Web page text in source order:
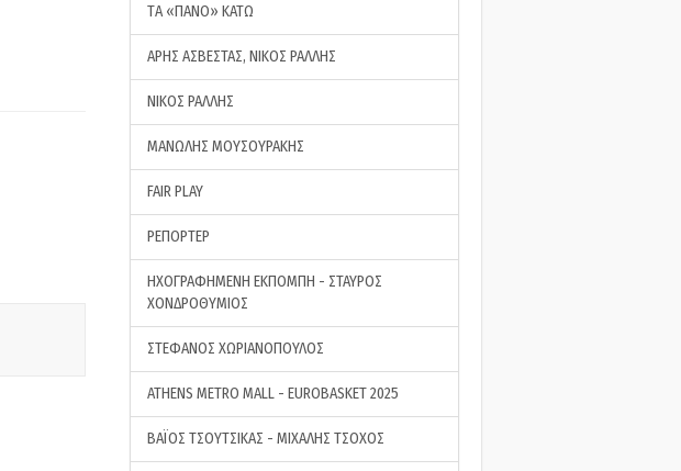
ΤA «ΠΑΝΟ» ΚΑΤΩ
ΑΡΗΣ ΑΣΒΕΣΤΑΣ, ΝΙΚΟΣ ΡΑΛΛΗΣ
ΝΙΚΟΣ ΡΑΛΛΗΣ
ΜΑΝΩΛΗΣ ΜΟΥΣΟΥΡΑΚΗΣ
FAIR PLAY
ΡΕΠΟΡΤΕΡ
ΗΧΟΓΡΑΦΗΜΕΝΗ ΕΚΠΟΜΠΗ - ΣΤΑΥΡΟΣ
ΧΟΝΔΡΟΘΥΜΙΟΣ
ΣΤΕΦΑΝΟΣ ΧΩΡΙΑΝΟΠΟΥΛΟΣ
ATHENS METRO MALL - EUROBASKET 2025
ΒΑΪΟΣ ΤΣΟΥΤΣΙΚΑΣ - ΜΙΧΑΛΗΣ ΤΣΟΧΟΣ